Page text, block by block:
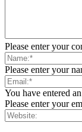
Please enter your
Please enter your
You have entered
Please enter your